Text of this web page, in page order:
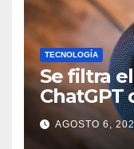
TECNOLOGÍA
Se filtra
ChatGPT
OpenAI y
locura
AGOSTO 6,